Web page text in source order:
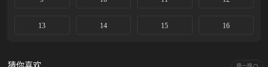
13 14 15 16
换一换